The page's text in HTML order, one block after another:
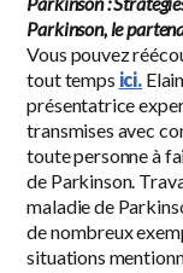
Parkinson, le
Vous pouvez
tout temps ici.
présentatrice
transmises avec
toute personne à
de Parkinson.
maladie de
de nombreux
situations